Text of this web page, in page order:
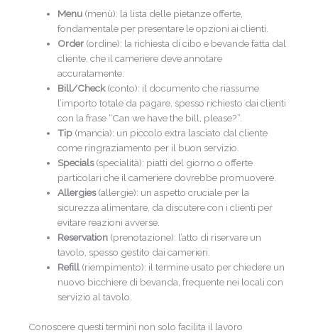
Menu (menù): la lista delle pietanze offerte,
fondamentale per presentare le opzioni ai clienti.
Order (ordine): la richiesta di cibo e bevande fatta dal
cliente, che il cameriere deve annotare
accuratamente.
Bill/Check(conto): il documento che riassume
l’importo totale da pagare, spesso richiesto dai clienti
con la frase “Can we have the bill, please?”.
Tip (mancia): un piccolo extra lasciato dal cliente
come ringraziamento per il buon servizio.
Specials(specialità): piatti del giorno o offerte
particolari che il cameriere dovrebbe promuovere.
Allergies(allergie): un aspetto cruciale per la
sicurezza alimentare, da discutere con i clienti per
evitare reazioni avverse.
Reservation (prenotazione): l’atto di riservare un
tavolo, spesso gestito dai camerieri.
Refill (riempimento): il termine usato per chiedere un
nuovo bicchiere di bevanda, frequente nei locali con
servizio al tavolo.
Conoscere questi termini non solo facilita il lavoro